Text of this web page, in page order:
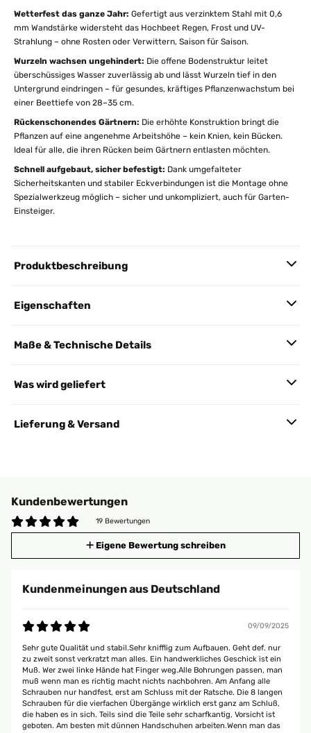
Wetterfest das ganze Jahr: Gefertigt aus verzinktem Stahl mit 0,6
mm Wandstärke widersteht das Hochbeet Regen, Frost und UV-
Strahlung – ohne Rosten oder Verwittern, Saison für Saison.
Wurzeln wachsen ungehindert: Die offene Bodenstruktur leitet
überschüssiges Wasser zuverlässig ab und lässt Wurzeln tief in den
Untergrund eindringen – für gesundes, kräftiges Pflanzenwachstum bei
einer Beettiefe von 28–35 cm.
Rückenschonendes Gärtnern: Die erhöhte Konstruktion bringt die
Pflanzen auf eine angenehme Arbeitshöhe – kein Knien, kein Bücken.
Ideal für alle, die ihren Rücken beim Gärtnern entlasten möchten.
Schnell aufgebaut, sicher befestigt: Dank umgefalteter
Sicherheitskanten und stabiler Eckverbindungen ist die Montage ohne
Spezialwerkzeug möglich – sicher und unkompliziert, auch für Garten-
Einsteiger.
Produktbeschreibung
Eigenschaften
Maße & Technische Details
Was wird geliefert
Lieferung & Versand
Kundenbewertungen
19 Bewertungen
Eigene Bewertung schreiben
Kundenmeinungen aus Deutschland
09/09/2025
Sehr gute Qualität und stabil.Sehr knifflig zum Aufbauen. Geht def. nur
zu zweit sonst verkratzt man alles. Ein handwerkliches Geschick ist ein
Muß. Wer zwei linke Hände hat Finger weg.Alle Bohrungen passen, man
muß wenn man es richtig macht nichts nachbohren. Am Anfang alle
Schrauben nur handfest, erst am Schluss mit der Ratsche. Die 8 langen
Schrauben für die vierfachen Übergänge wirklich erst ganz am Schluß,
die haben es in sich. Teils sind die Teile sehr scharfkantig, Vorsicht ist
geboten. Am besten mit dünnen Handschuhen arbeiten.Wenn man das